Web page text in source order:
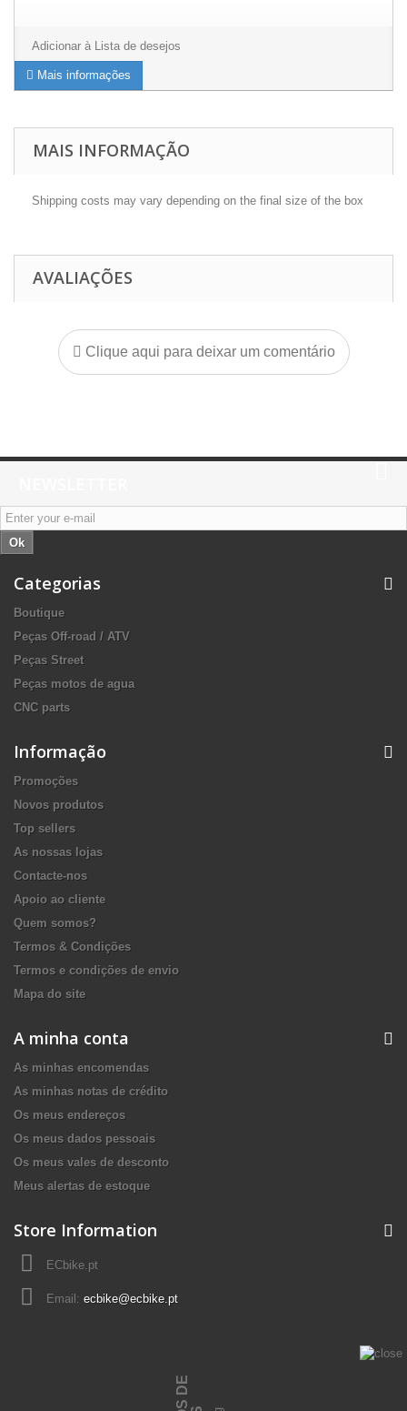
Adicionar à Lista de desejos
Mais informações
MAIS INFORMAÇÃO
Shipping costs may vary depending on the final size of the box
AVALIAÇÕES
Clique aqui para deixar um comentário
Ok
Categorias
Boutique
Peças Off-road / ATV
Peças Street
Peças motos de agua
CNC parts
Informação
Promoções
Novos produtos
Top sellers
As nossas lojas
Contacte-nos
Apoio ao cliente
Quem somos?
Termos & Condições
Termos e condições de envio
Mapa do site
A minha conta
As minhas encomendas
As minhas notas de crédito
Os meus endereços
Os meus dados pessoais
Os meus vales de desconto
Meus alertas de estoque
Store Information
ECbike.pt
Email: ecbike@ecbike.pt